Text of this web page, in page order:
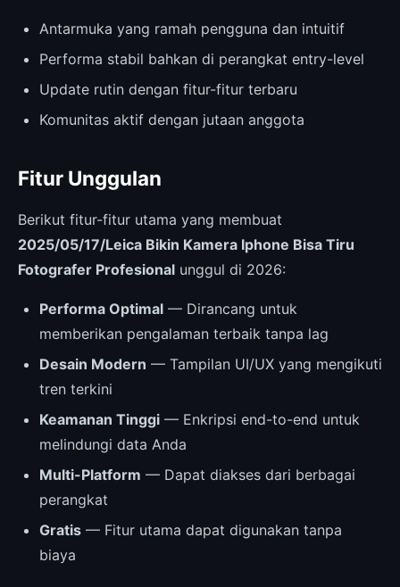
Antarmuka yang ramah pengguna dan intuitif
Performa stabil bahkan di perangkat entry-level
Update rutin dengan fitur-fitur terbaru
Komunitas aktif dengan jutaan anggota
Fitur Unggulan
Berikut fitur-fitur utama yang membuat
2025/05/17/Leica Bikin Kamera Iphone Bisa Tiru
Fotografer Profesional unggul di 2026:
Performa Optimal — Dirancang untuk
memberikan pengalaman terbaik tanpa lag
Desain Modern — Tampilan UI/UX yang mengikuti
tren terkini
Keamanan Tinggi — Enkripsi end-to-end untuk
melindungi data Anda
Multi-Platform — Dapat diakses dari berbagai
perangkat
Gratis — Fitur utama dapat digunakan tanpa
biaya